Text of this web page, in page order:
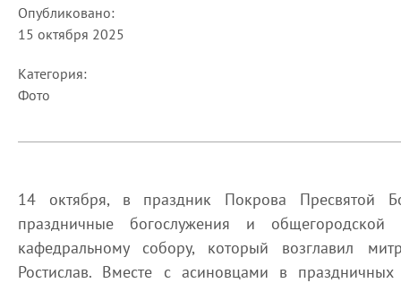
Опубликовано:
15 октября 2025
Категория:
Фото
14 октября, в праздник Покрова Пресвятой
праздничные богослужения и
кафедральному собору, который возглавил
Ростислав. Вместе с асиновцами в